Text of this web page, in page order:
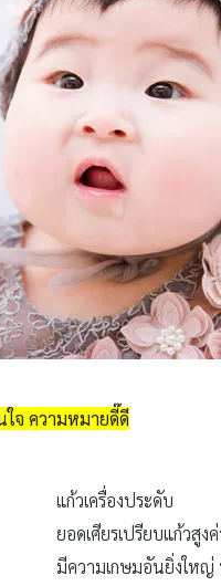
ใจ ความหมายดี๊ดี
แก้วเครื่องประดับ
ยอดเศียรเปรียบแก้วสูง
มีความเกษมอันยิ่งให